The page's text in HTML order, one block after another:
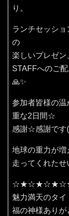
り。
ランチセッシ
の
楽しいプレゼン
STAFFへのご
🙏✨
参加者皆様の
重な2日間☆
感謝☆感謝です
地球の重力が
走ってくれたせ
魅力満天のタイ
福の神様ありが